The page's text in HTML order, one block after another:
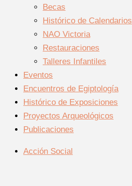
Becas
Histórico de Calendarios
NAO Victoria
Restauraciones
Talleres Infantiles
Eventos
Encuentros de Egiptología
Histórico de Exposiciones
Proyectos Arqueológicos
Publicaciones
Acción Social